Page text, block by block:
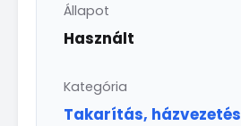
Állapot
Használt
Kategória
Takarítás, házvezetés